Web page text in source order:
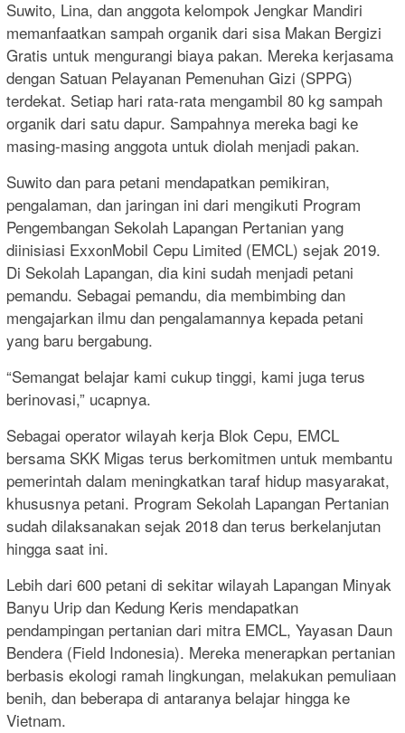
Suwito, Lina, dan anggota kelompok Jengkar Mandiri
memanfaatkan sampah organik dari sisa Makan Bergizi
Gratis untuk mengurangi biaya pakan. Mereka kerjasama
dengan Satuan Pelayanan Pemenuhan Gizi (SPPG)
terdekat. Setiap hari rata-rata mengambil 80 kg sampah
organik dari satu dapur. Sampahnya mereka bagi ke
masing-masing anggota untuk diolah menjadi pakan.
Suwito dan para petani mendapatkan pemikiran,
pengalaman, dan jaringan ini dari mengikuti Program
Pengembangan Sekolah Lapangan Pertanian yang
diinisiasi ExxonMobil Cepu Limited (EMCL) sejak 2019.
Di Sekolah Lapangan, dia kini sudah menjadi petani
pemandu. Sebagai pemandu, dia membimbing dan
mengajarkan ilmu dan pengalamannya kepada petani
yang baru bergabung.
“Semangat belajar kami cukup tinggi, kami juga terus
berinovasi,” ucapnya.
Sebagai operator wilayah kerja Blok Cepu, EMCL
bersama SKK Migas terus berkomitmen untuk membantu
pemerintah dalam meningkatkan taraf hidup masyarakat,
khususnya petani. Program Sekolah Lapangan Pertanian
sudah dilaksanakan sejak 2018 dan terus berkelanjutan
hingga saat ini.
Lebih dari 600 petani di sekitar wilayah Lapangan Minyak
Banyu Urip dan Kedung Keris mendapatkan
pendampingan pertanian dari mitra EMCL, Yayasan Daun
Bendera (Field Indonesia). Mereka menerapkan pertanian
berbasis ekologi ramah lingkungan, melakukan pemuliaan
benih, dan beberapa di antaranya belajar hingga ke
Vietnam.